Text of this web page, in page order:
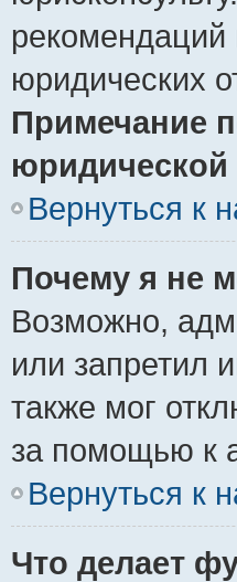
юридических
Примечание
Вернуться к
Почему я не
Возможно,
или запретил
также мог
за помощью к
Вернуться к
Что делает